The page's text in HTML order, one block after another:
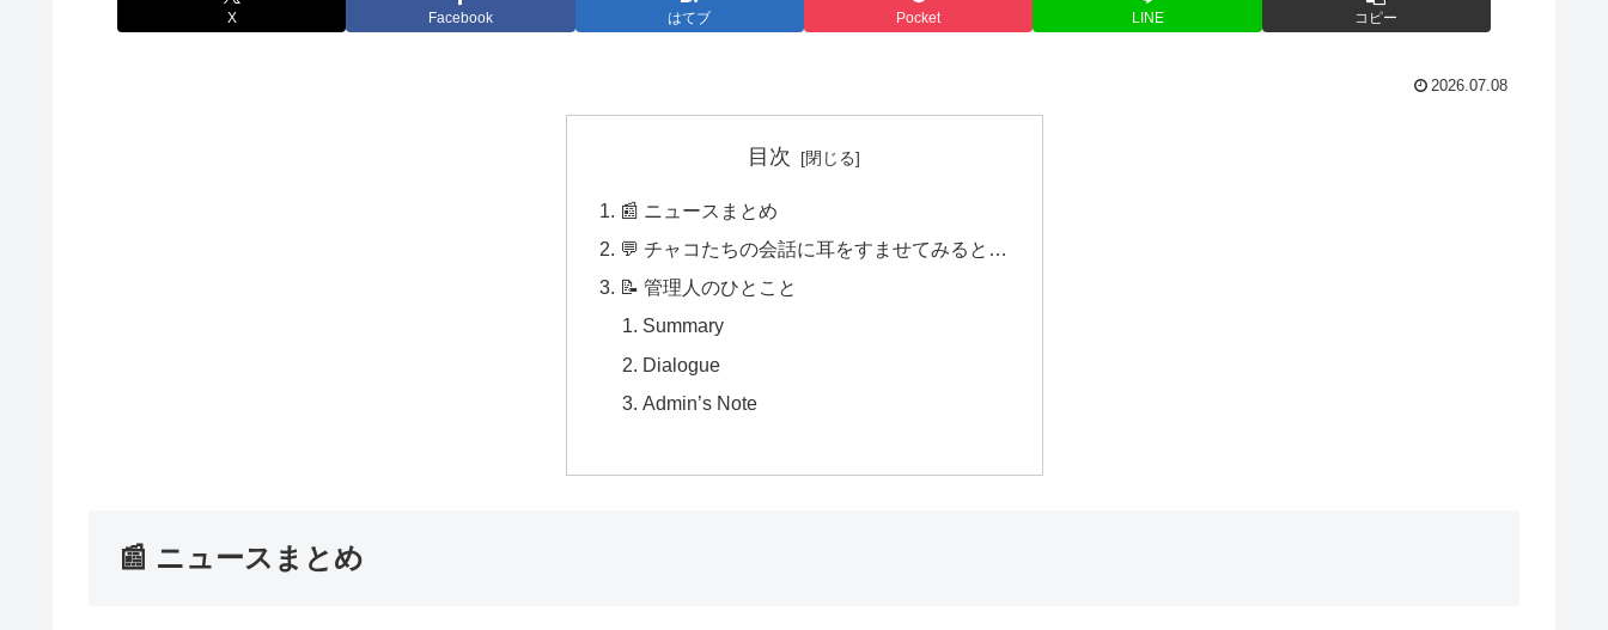
X Facebook はてブ Pocket LINE コピー
2026.07.08
目次
📰 ニュースまとめ
💬 チャコたちの会話に耳をすませてみると…
📝 管理人のひとこと
Summary
Dialogue
Admin’s Note
📰 ニュースまとめ